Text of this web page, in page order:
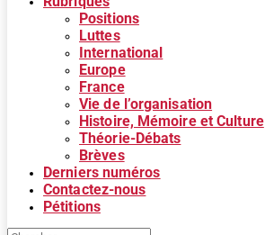
Positions
Luttes
International
Europe
France
Vie de l’organisation
Histoire, Mémoire et Culture
Théorie-Débats
Brèves
Derniers numéros
Contactez-nous
Pétitions